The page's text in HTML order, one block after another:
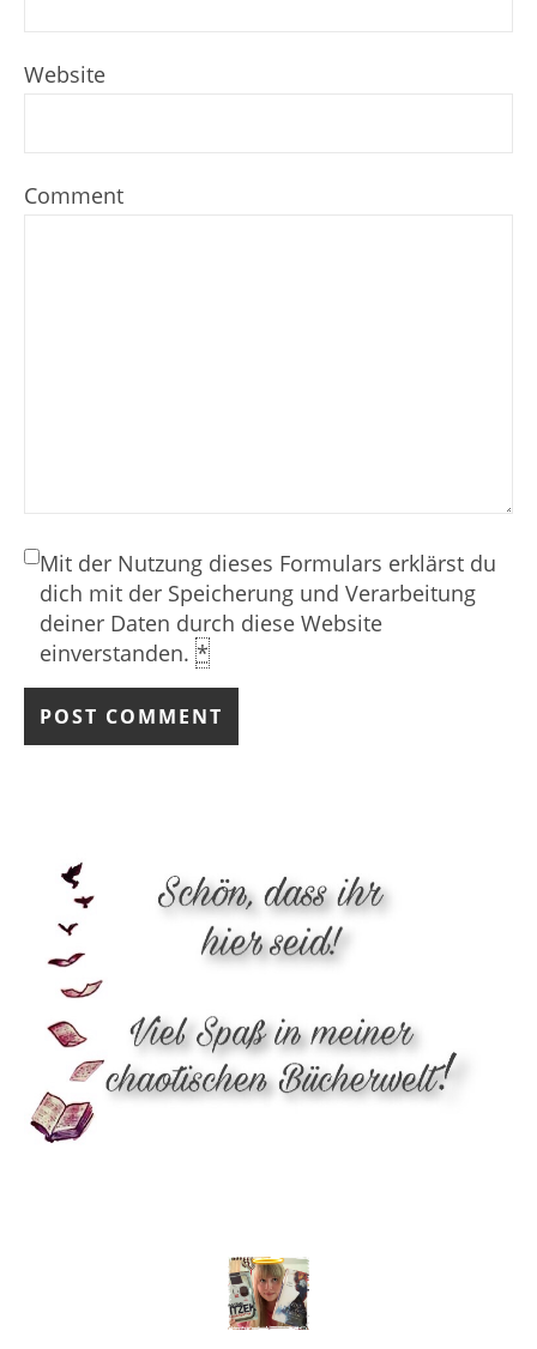
Website
Comment
Mit der Nutzung dieses Formulars erklärst du
dich mit der Speicherung und Verarbeitung
deiner Daten durch diese Website
einverstanden. *